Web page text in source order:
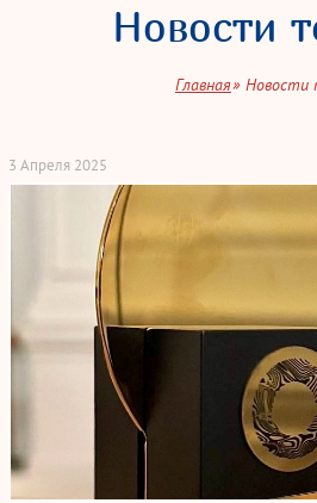
Новости
Главная Новости
3 Апреля 2025